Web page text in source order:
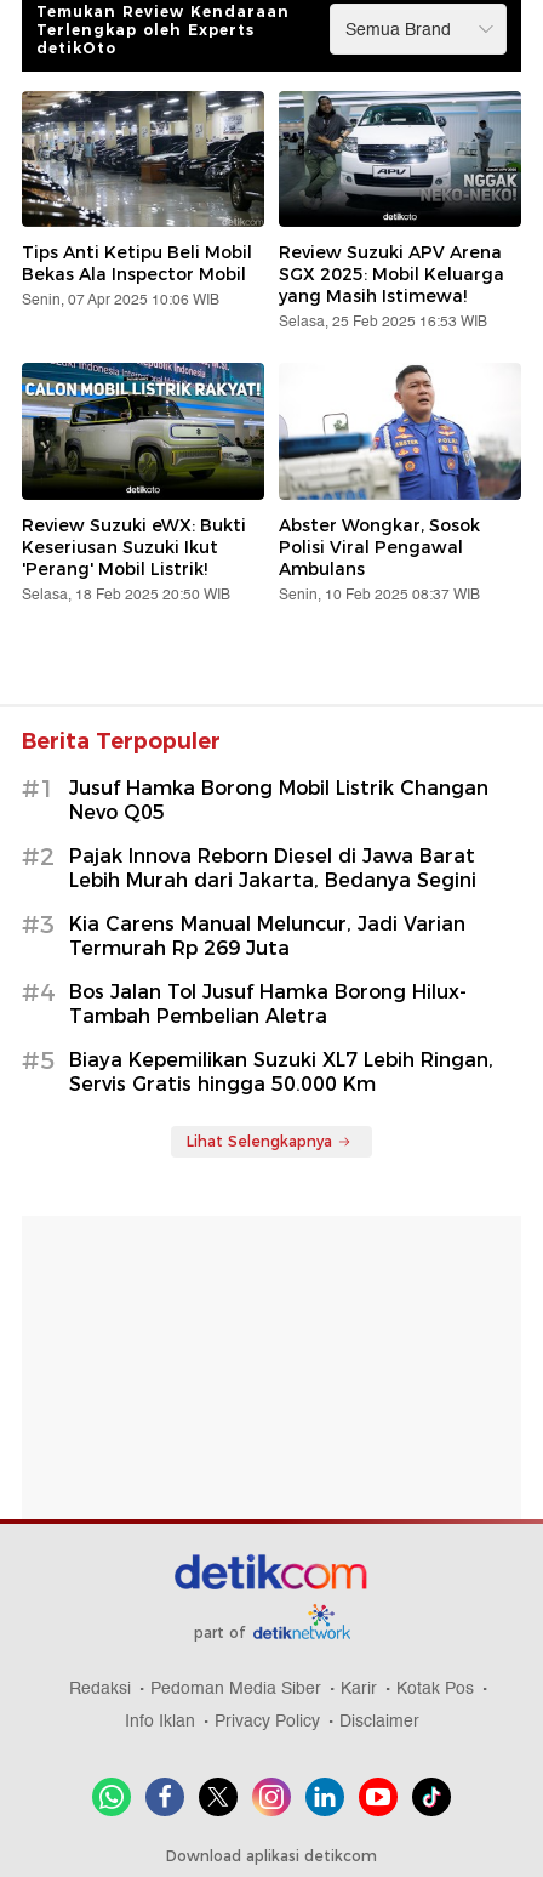
Temukan Review Kendaraan
Terlengkap oleh Experts
detikOto
Tips Anti Ketipu Beli Mobil
Bekas Ala Inspector Mobil
Senin, 07 Apr 2025 10:06 WIB
Review Suzuki APV Arena
SGX 2025: Mobil Keluarga
yang Masih Istimewa!
Selasa, 25 Feb 2025 16:53 WIB
Review Suzuki eWX: Bukti
Keseriusan Suzuki Ikut
'Perang' Mobil Listrik!
Selasa, 18 Feb 2025 20:50 WIB
Abster Wongkar, Sosok
Polisi Viral Pengawal
Ambulans
Senin, 10 Feb 2025 08:37 WIB
Berita Terpopuler
#1
Jusuf Hamka Borong Mobil Listrik Changan
Nevo Q05
#2
Pajak Innova Reborn Diesel di Jawa Barat
Lebih Murah dari Jakarta, Bedanya Segini
#3
Kia Carens Manual Meluncur, Jadi Varian
Termurah Rp 269 Juta
#4
Bos Jalan Tol Jusuf Hamka Borong Hilux-
Tambah Pembelian Aletra
#5
Biaya Kepemilikan Suzuki XL7 Lebih Ringan,
Servis Gratis hingga 50.000 Km
Lihat Selengkapnya
part of
Redaksi Pedoman Media Siber Karir
Kotak Pos
Info Iklan
Privacy Policy Disclaimer
Download aplikasi detikcom